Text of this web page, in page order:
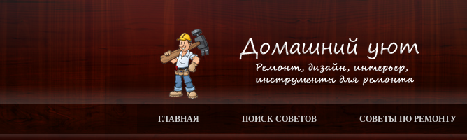
ГЛАВНАЯ ПОИСК СОВЕТОВ СОВЕТЫ ПО РЕМОНТУ